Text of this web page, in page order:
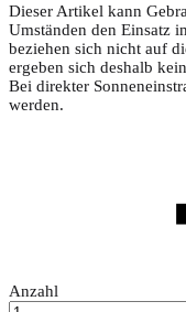
Dieser Artikel kann
Umständen den Einsatz
beziehen sich nicht auf
ergeben sich deshalb
Bei direkter
werden.
Anzahl